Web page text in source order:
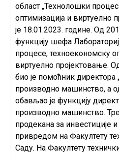
област „Технолошки
оптимизација и виртуелно
је 18.01.2023. године. Од
функцију шефа
процесе, техноекономску
виртуелно пројектовање.
био је помоћник
производно машинство, а
обављао је функцију
производно машинство.
продекана за инвестиције
привредом на Факултету
Саду. На Факултету